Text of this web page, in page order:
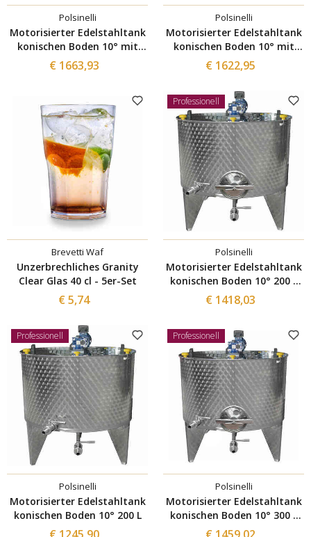
Polsinelli
Motorisierter Edelstahltank
konischen Boden 10° mit
Inverter 300 L
€ 1663,93
Polsinelli
Motorisierter Edelstahltank
konischen Boden 10° mit
Inverter 200 L
€ 1622,95
Brevetti Waf
Unzerbrechliches Granity
Clear Glas 40 cl - 5er-Set
€ 5,74
Professionell
Polsinelli
Motorisierter Edelstahltank
konischen Boden 10° 200 L
mit Mannloch Ø300
€ 1418,03
Professionell
Polsinelli
Motorisierter Edelstahltank
konischen Boden 10° 200 L
€ 1245,90
Professionell
Polsinelli
Motorisierter Edelstahltank
konischen Boden 10° 300 L
mit Mannloch Ø300
€ 1459,02